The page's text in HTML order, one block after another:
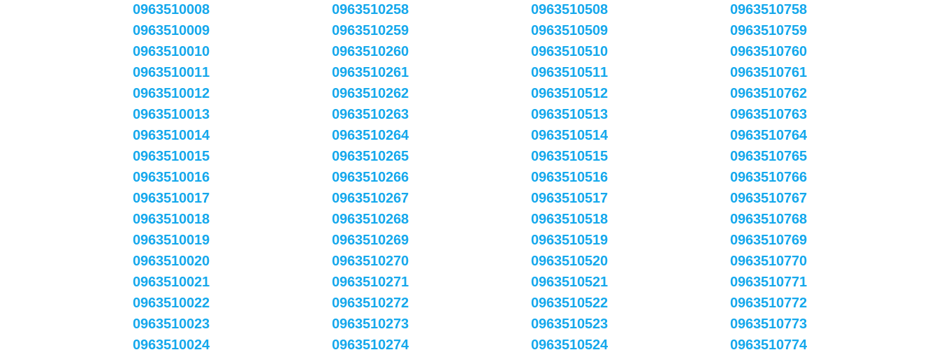
0963510008
0963510009
0963510010
0963510011
0963510012
0963510013
0963510014
0963510015
0963510016
0963510017
0963510018
0963510019
0963510020
0963510021
0963510022
0963510023
0963510024
0963510258
0963510259
0963510260
0963510261
0963510262
0963510263
0963510264
0963510265
0963510266
0963510267
0963510268
0963510269
0963510270
0963510271
0963510272
0963510273
0963510274
0963510508
0963510509
0963510510
0963510511
0963510512
0963510513
0963510514
0963510515
0963510516
0963510517
0963510518
0963510519
0963510520
0963510521
0963510522
0963510523
0963510524
0963510758
0963510759
0963510760
0963510761
0963510762
0963510763
0963510764
0963510765
0963510766
0963510767
0963510768
0963510769
0963510770
0963510771
0963510772
0963510773
0963510774